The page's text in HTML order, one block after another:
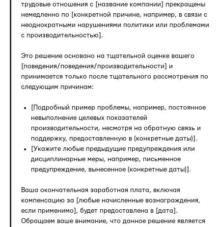
трудовые отношения с [название компании] прекращены
немедленно по [конкретной причине, например, в связи с
неоднократными нарушениями политики или проблемами
с производительностью].
Это решение основано на тщательной оценке вашего
[поведения/поведения/производительности] и
принимается только после тщательного рассмотрения по
следующим причинам:
[Подробный пример проблемы, например, постоянное
невыполнение целевых показателей
производительности, несмотря на обратную связь и
поддержку, предоставленную в (конкретные даты)].
[Укажите любые предыдущие предупреждения или
дисциплинарные меры, например, письменное
предупреждение, вынесенное (конкретные даты)].
Ваша окончательная заработная плата, включая
компенсацию за [любые начисленные вознаграждения,
если применимо], будет предоставлена в [дата].
Обращаем ваше внимание, что данное решение является